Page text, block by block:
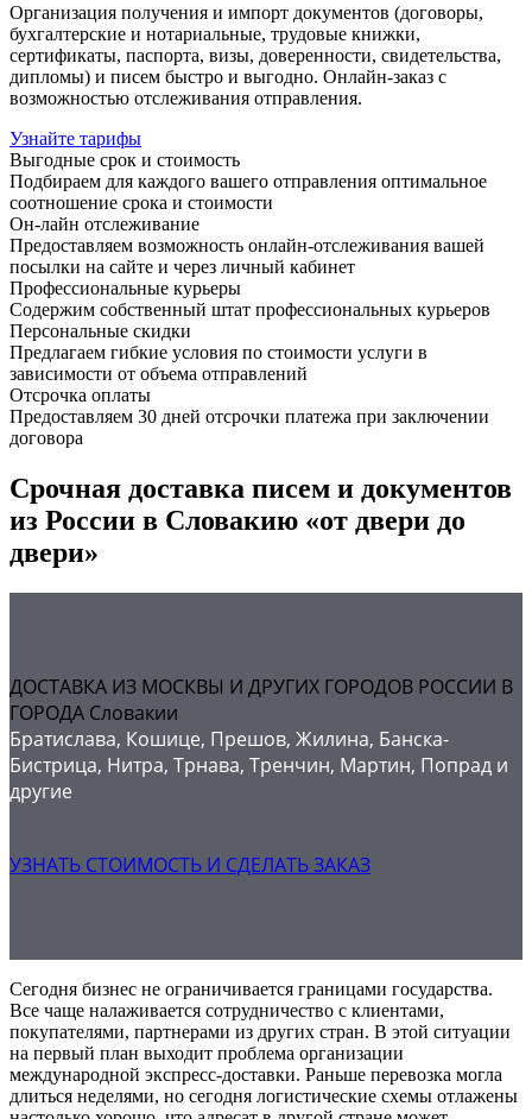
Организация получения и импорт документов (договоры,
бухгалтерские и нотариальные, трудовые книжки,
сертификаты, паспорта, визы, доверенности, свидетельства,
дипломы) и писем быстро и выгодно. Онлайн-заказ с
возможностью отслеживания отправления.
Узнайте тарифы
Выгодные срок и стоимость
Подбираем для каждого вашего отправления оптимальное
соотношение срока и стоимости
Он-лайн отслеживание
Предоставляем возможность онлайн-отслеживания вашей
посылки на сайте и через личный кабинет
Профессиональные курьеры
Содержим собственный штат профессиональных курьеров
Персональные скидки
Предлагаем гибкие условия по стоимости услуги в
зависимости от объема отправлений
Отсрочка оплаты
Предоставляем 30 дней отсрочки платежа при заключении
договора
Срочная доставка писем и документов
из России в Словакию «от двери до
двери»
ДОСТАВКА ИЗ МОСКВЫ И ДРУГИХ ГОРОДОВ РОССИИ В
ГОРОДА Словакии
Братислава, Кошице, Прешов, Жилина, Банска-
Бистрица, Нитра, Трнава, Тренчин, Мартин, Попрад и
другие
УЗНАТЬ СТОИМОСТЬ И СДЕЛАТЬ ЗАКАЗ
Сегодня бизнес не ограничивается границами государства.
Все чаще налаживается сотрудничество с клиентами,
покупателями, партнерами из других стран. В этой ситуации
на первый план выходит проблема организации
международной экспресс-доставки. Раньше перевозка могла
длиться неделями, но сегодня логистические схемы отлажены